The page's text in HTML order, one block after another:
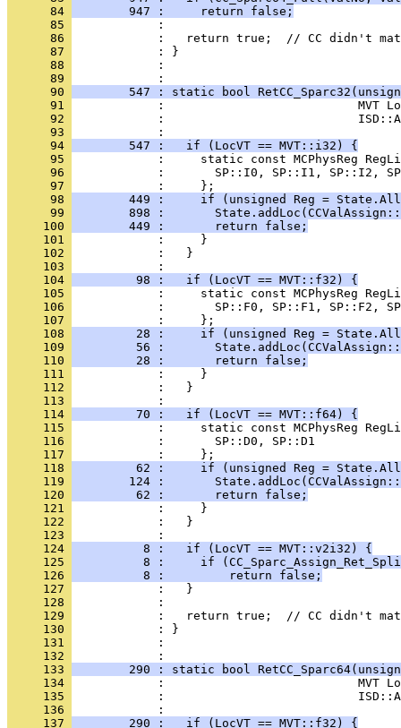
      84
        947 :     return false;
      85
      86
      87
      88
            :
      89
      90
547 : static bool
      91
      92
      93
      94
        547 :   if (LocVT == MVT::i32) {
      95
      96
      97
      98
449 :     if (unsigned Reg =
      99
898 :
     100
        449 :       return false;
     101
     102
     103
     104
         98 :   if (LocVT == MVT::f32) {
     105
     106
     107
     108
28 :     if (unsigned Reg =
     109
56 :
     110
         28 :       return false;
     111
     112
     113
     114
         70 :   if (LocVT == MVT::f64) {
     115
     116
     117
     118
62 :     if (unsigned Reg =
     119
124 :
     120
         62 :       return false;
     121
     122
     123
     124
          8 :   if (LocVT == MVT::v2i32) {
     125
8 :     if
     126
          8 :         return false;
     127
     128
     129
     130
     131
            :
     132
     133
290 : static bool
     134
     135
     136
     137
        290 :   if (LocVT == MVT::f32) {